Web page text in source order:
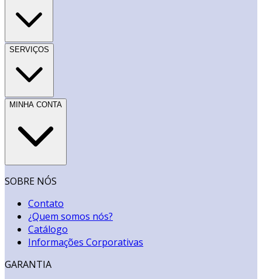
SERVIÇOS
MINHA CONTA
SOBRE NÓS
Contato
¿Quem somos nós?
Catálogo
Informações Corporativas
GARANTIA